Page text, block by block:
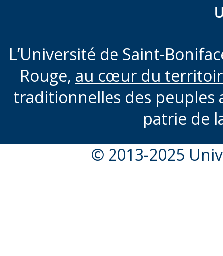
L’Université de Saint-
Rouge, au cœur du
traditionnelles des peuples
patrie de
© 2013-2025